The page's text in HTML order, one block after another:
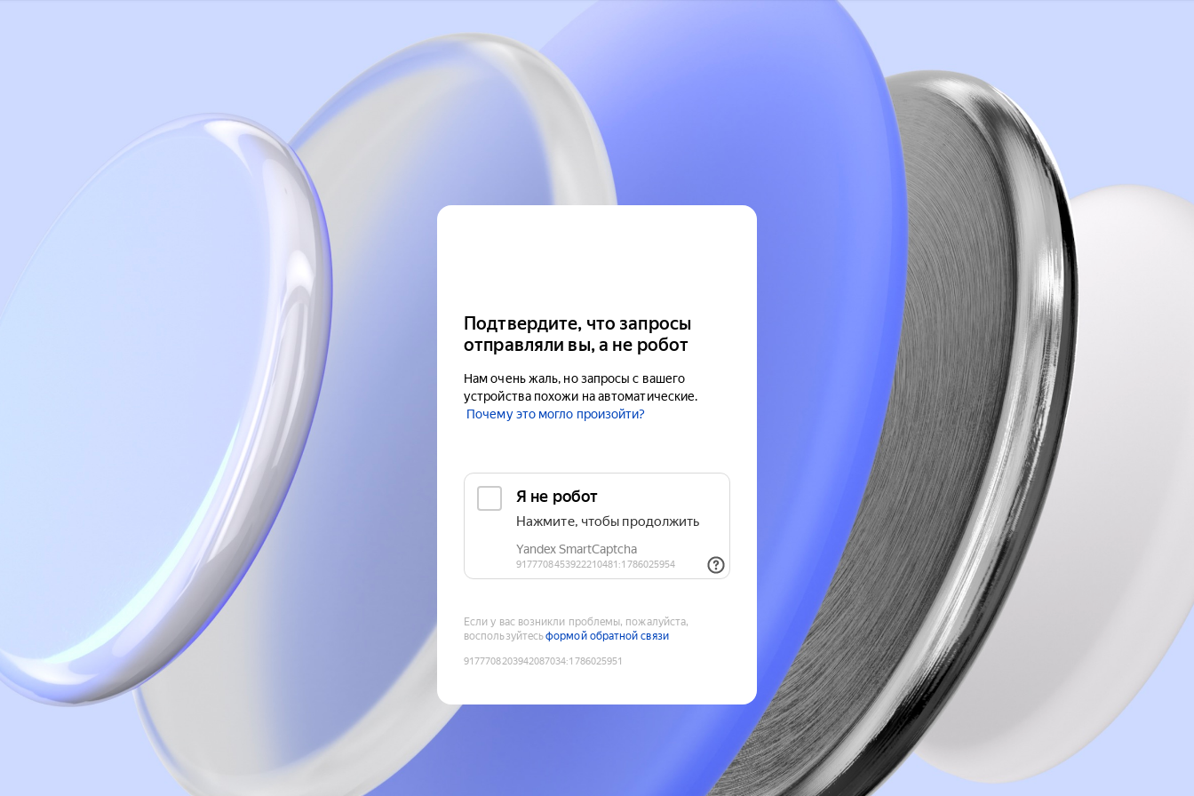
Подтвердите, что запросы
отправляли вы, а не робот
Нам очень жаль, но запросы с вашего
устройства похожи на автоматические.
Почему это могло произойти?
Если у вас возникли проблемы, пожалуйста,
воспользуйтесьформой обратной связи
9177708203942087034:1786025951